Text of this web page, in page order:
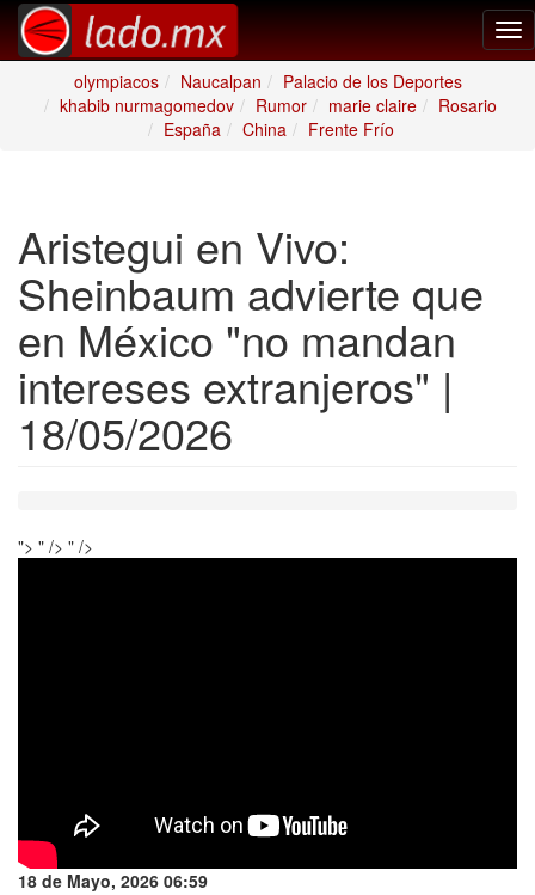
olympiacos
Naucalpan
Palacio de los Deportes
khabib nurmagomedov
Rumor marie claire
Rosario
España
China Frente Frío
Aristegui en Vivo:
Sheinbaum advierte que
en México "no mandan
intereses extranjeros" |
18/05/2026
"> " /> " />
18 de Mayo, 2026 06:59